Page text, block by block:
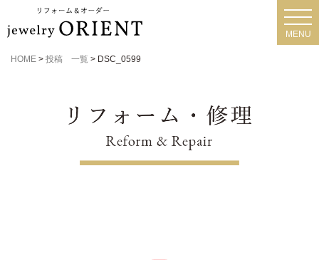
MENU
HOME > 投稿 一覧 > DSC_0599